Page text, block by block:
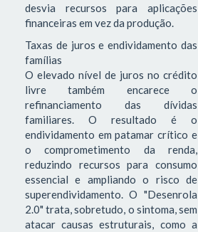
desvia recursos para aplicações
financeiras em vez da produção.
Taxas de juros e endividamento das
famílias
O elevado nível de juros no crédito
livre também encarece o
refinanciamento das dívidas
familiares. O resultado é o
endividamento em patamar crítico e
o comprometimento da renda,
reduzindo recursos para consumo
essencial e ampliando o risco de
superendividamento. O "Desenrola
2.0" trata, sobretudo, o sintoma, sem
atacar causas estruturais, como a